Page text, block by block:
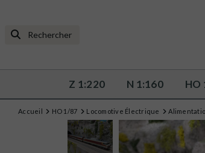
Z 1:220 N 1:160 HO
Accueil HO 1/87 Locomotive Électrique